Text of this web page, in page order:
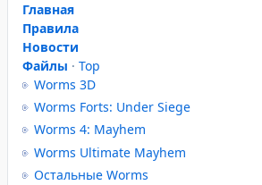
Главная
Правила
Новости
Файлы · Top
Worms 3D
Worms Forts: Under Siege
Worms 4: Mayhem
Worms Ultimate Mayhem
Остальные Worms